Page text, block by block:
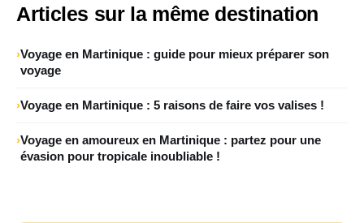
Articles sur la même destination
Voyage en Martinique : guide pour mieux préparer son
voyage
Voyage en Martinique : 5 raisons de faire vos valises !
Voyage en amoureux en Martinique : partez pour une
évasion pour tropicale inoubliable !